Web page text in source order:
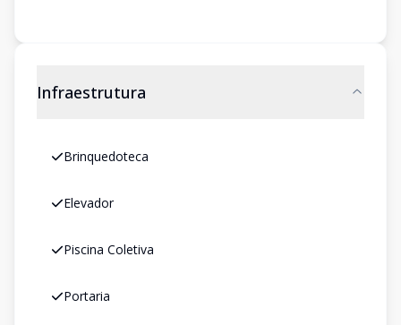
Infraestrutura
Brinquedoteca
Elevador
Piscina Coletiva
Portaria